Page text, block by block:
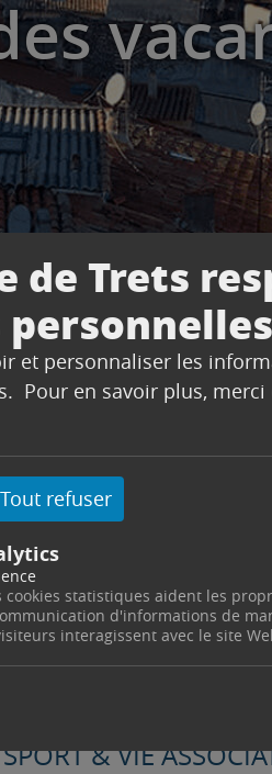
de Trets
et personnaliser les
Pour en savoir plus,
Tout refuser
cookies statistiques aident les
d'informations de
interagissent avec le site
d’hiver 2025
son programme
SPORT & VIE